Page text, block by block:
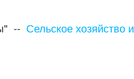
-- Сельское хозяйство и